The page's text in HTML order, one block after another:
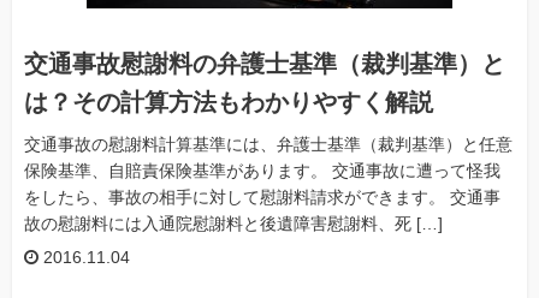
交通事故慰謝料の弁護士基準（裁判基準）と
は？その計算方法もわかりやすく解説
交通事故の慰謝料計算基準には、弁護士基準（裁判基準）と任意
保険基準、自賠責保険基準があります。 交通事故に遭って怪我
をしたら、事故の相手に対して慰謝料請求ができます。 交通事
故の慰謝料には入通院慰謝料と後遺障害慰謝料、死 […]
2016.11.04